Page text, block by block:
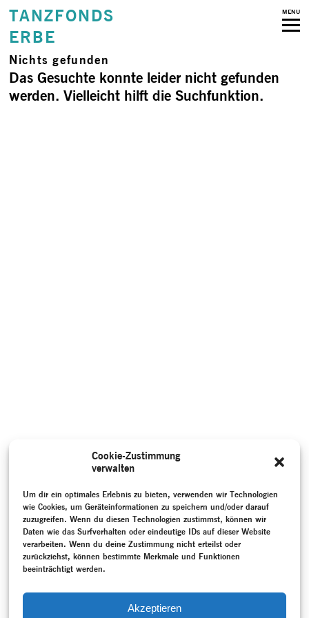
Cookie-Zustimmung
verwalten
Um dir ein optimales Erlebnis zu bieten, verwenden wir Technologien
wie Cookies, um Geräteinformationen zu speichern und/oder darauf
zuzugreifen. Wenn du diesen Technologien zustimmst, können wir
Daten wie das Surfverhalten oder eindeutige IDs auf dieser Website
verarbeiten. Wenn du deine Zustimmung nicht erteilst oder
zurückziehst, können bestimmte Merkmale und Funktionen
beeinträchtigt werden.
Akzeptieren
TANZFONDS
ERBE
MENU
Nichts gefunden
Das Gesuchte konnte leider nicht gefunden
werden. Vielleicht hilft die Suchfunktion.